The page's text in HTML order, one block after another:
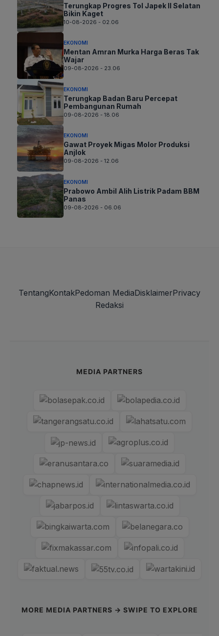
Terungkap Progres Tol Japek II Selatan
Bikin Kaget
10-08-2026 - 02.06
EKONOMI
Mentan Amran Murka Harga Beras Tak
Wajar
09-08-2026 - 23.06
EKONOMI
Terungkap Badan Baru Percepat
Pembangunan Rumah
09-08-2026 - 18.06
EKONOMI
Gawat Proyek Migas Molor Produksi
Anjlok
09-08-2026 - 12.06
EKONOMI
Prabowo Ambil Alih Listrik Padam BBM
Panas
09-08-2026 - 06.06
TentangKontakPedoman MediaDisklaimerPrivacy
Redaksi
MEDIA PARTNERS
MORE MEDIA PARTNERS → SWIPE TO EXPLORE